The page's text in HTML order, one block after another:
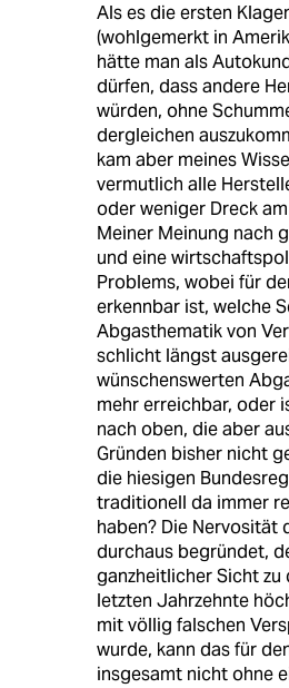
Als es die ersten
(wohlgemerkt in
hätte man als
dürfen, dass andere
würden, ohne
dergleichen
kam aber meines
vermutlich alle
oder weniger Dreck
Meiner Meinung nach
und eine
Problems, wobei für
erkennbar ist, welche
Abgasthematik von
schlicht längst
wünschenswerten
mehr erreichbar, oder
nach oben, die aber
Gründen bisher nicht
die hiesigen
traditionell da immer
haben? Die Nervosität
durchaus begründet,
ganzheitlicher Sicht zu
letzten Jahrzehnte
mit völlig falschen
wurde, kann das für
insgesamt nicht ohne